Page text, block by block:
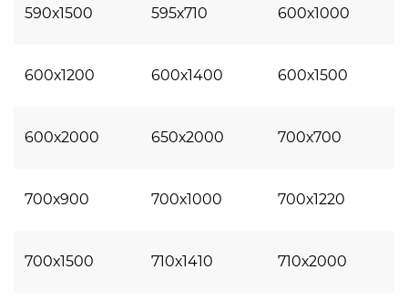
590х1500 595х710 600х1000
600х1200 600х1400 600х1500
600х2000 650х2000 700х700
700х900 700х1000 700х1220
700х1500 710х1410 710х2000